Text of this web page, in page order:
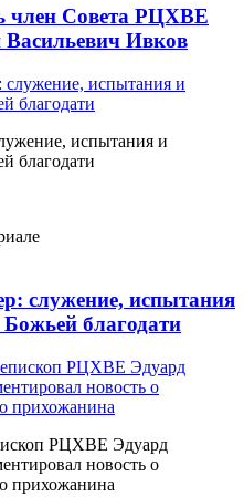
член Совета РЦХВЕ
Васильевич Ивков
испытания и
благодати
служение, испытания
Божьей благодати
РЦХВЕ Эдуард
новость о
прихожанина